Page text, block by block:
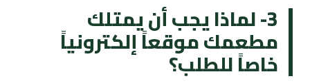
3- لماذا يجب أن يمتلك
مطعمك موقعاً إلكترونياً
خاصاً للطلب؟